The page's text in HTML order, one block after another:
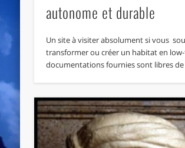
autonome et durable
Un site à visiter absolument si vous
transformer ou créer un habitat en
documentations fournies sont libres